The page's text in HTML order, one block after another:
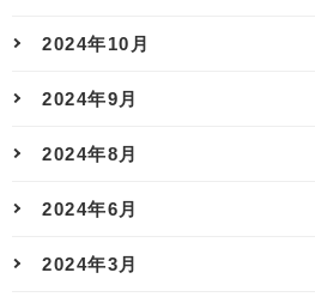
2024年10月
2024年9月
2024年8月
2024年6月
2024年3月